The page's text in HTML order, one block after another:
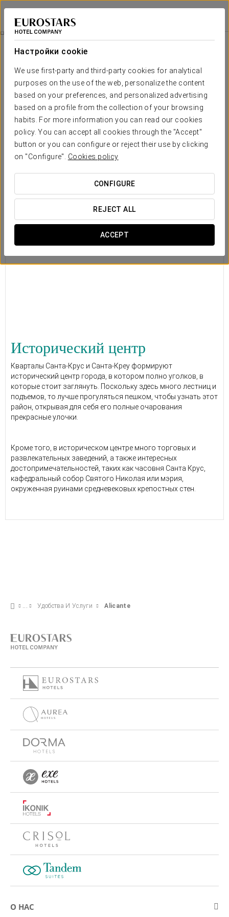
Настройки cookie
We use first-party and third-party cookies for analytical
purposes on the use of the web, personalize the content
based on your preferences, and personalized advertising
based on a profile from the collection of your browsing
habits. For more information you can read our cookies
policy. You can accept all cookies through the "Accept"
button or you can configure or reject their use by clicking
on "Configure". Cookies policy
CONFIGURE
REJECT ALL
ACCEPT
Tandem Portal de Elche
АЛИКАНТЕ
Alicante
Аликанте, столица одноименной провинции, ежегодно
принимает миллионы туристов. Здесь вас ждут нет только
солнце и пляж, но и изысканная и разнообразная
гастрономия
, а также огромное культурное наследие
которые, без сомнения, стоят того, чтобы с ними
познакомиться.
Исторический центр
Кварталы Санта-Крус и Санта-Креу формируют
исторический центр города, в котором полно уголков, в
которые стоит заглянуть. Поскольку здесь много лестниц и
подъемов, то лучше прогуляться пешком, чтобы узнать этот
район, открывая для себя его полные очарования
прекрасные улочки.
Кроме того, в историческом центре много торговых и
развлекательных заведений, а также интересных
достопримечательностей, таких как часовня Санта Крус,
кафедральный собор Святого Николая или мэрия,
окруженная руинами средневековых крепостных стен.
Удобства И Услуги Alicante
О НАС